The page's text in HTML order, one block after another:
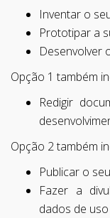
Inventar o
Prototipar a
Desenvolver
Opção 1 também
Redigir
Opção 2 também
Publicar o
Fazer a
dados de